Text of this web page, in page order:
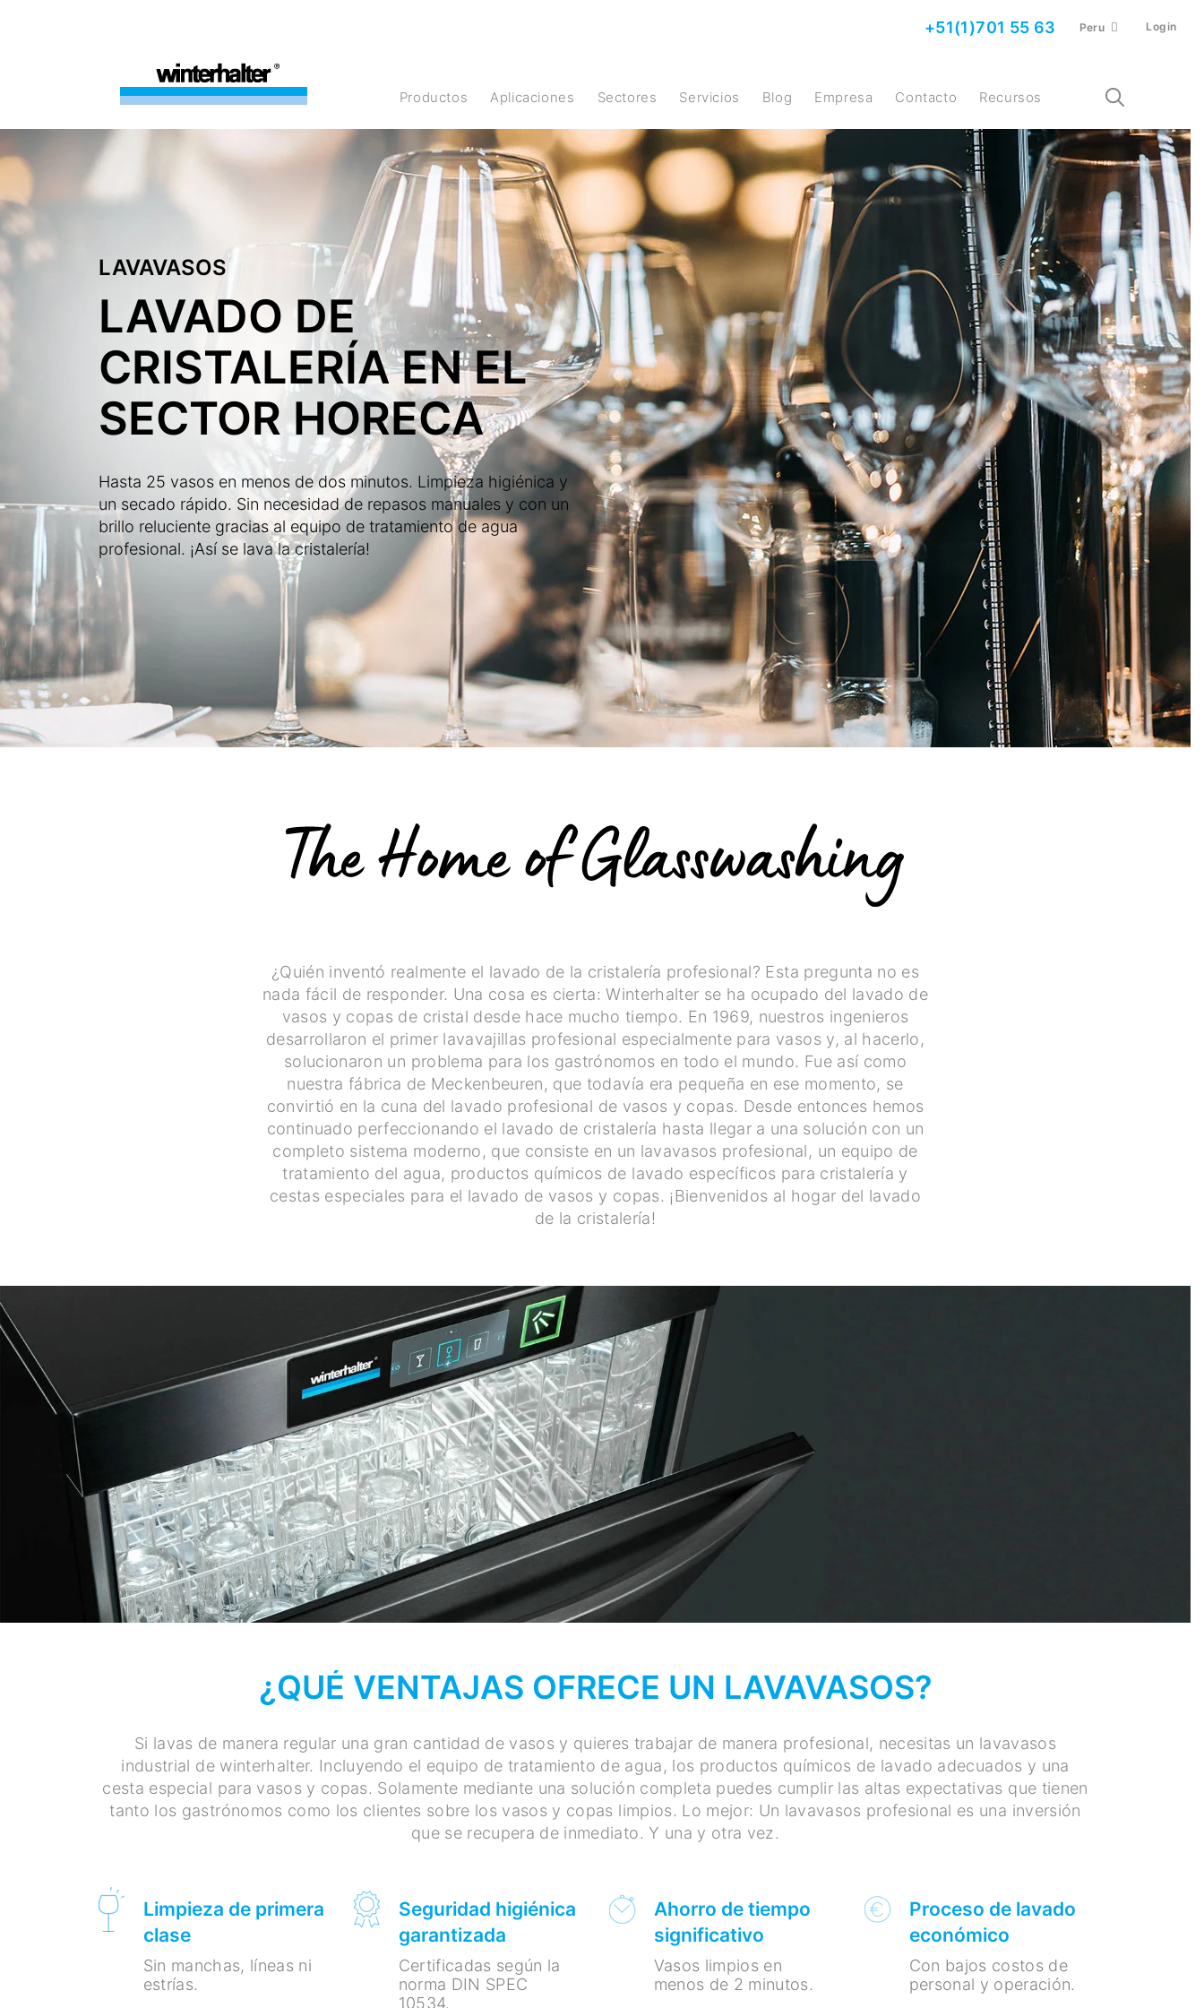
+51(1)701 55 63 Peru Login
Productos Aplicaciones Sectores Servicios Blog Empresa Contacto Recursos
LAVAVASOS
LAVADO DE
CRISTALERÍA EN EL
SECTOR HORECA
Hasta 25 vasos en menos de dos minutos. Limpieza higiénica y
un secado rápido. Sin necesidad de repasos manuales y con un
brillo reluciente gracias al equipo de tratamiento de agua
profesional. ¡Así se lava la cristalería!
¿Quién inventó realmente el lavado de la cristalería profesional? Esta pregunta no es
nada fácil de responder. Una cosa es cierta: Winterhalter se ha ocupado del lavado de
vasos y copas de cristal desde hace mucho tiempo. En 1969, nuestros ingenieros
desarrollaron el primer lavavajillas profesional especialmente para vasos y, al hacerlo,
solucionaron un problema para los gastrónomos en todo el mundo. Fue así como
nuestra fábrica de Meckenbeuren, que todavía era pequeña en ese momento, se
convirtió en la cuna del lavado profesional de vasos y copas. Desde entonces hemos
continuado perfeccionando el lavado de cristalería hasta llegar a una solución con un
completo sistema moderno, que consiste en un lavavasos profesional, un equipo de
tratamiento del agua, productos químicos de lavado específicos para cristalería y
cestas especiales para el lavado de vasos y copas. ¡Bienvenidos al hogar del lavado
de la cristalería!
¿QUÉ VENTAJAS OFRECE UN LAVAVASOS?
Si lavas de manera regular una gran cantidad de vasos y quieres trabajar de manera profesional, necesitas un lavavasos
industrial de winterhalter. Incluyendo el equipo de tratamiento de agua, los productos químicos de lavado adecuados y una
cesta especial para vasos y copas. Solamente mediante una solución completa puedes cumplir las altas expectativas que tienen
tanto los gastrónomos como los clientes sobre los vasos y copas limpios. Lo mejor: Un lavavasos profesional es una inversión
que se recupera de inmediato. Y una y otra vez.
Limpieza de primera
clase
Sin manchas, líneas ni
estrías.
Seguridad higiénica
garantizada
Certificadas según la
norma DIN SPEC
10534.
Ahorro de tiempo
significativo
Vasos limpios en
menos de 2 minutos.
Proceso de lavado
económico
Con bajos costos de
personal y operación.